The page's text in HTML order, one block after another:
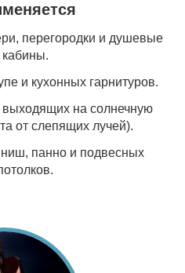
перегородки и душевые
кабины.
и кухонных гарнитуров.
выходящих на солнечную
от слепящих лучей).
панно и подвесных